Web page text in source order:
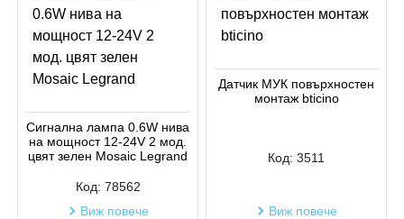
Сигнална лампа 0.6W нива
на мощност 12-24V 2 мод.
цвят зелен Mosaic Legrand
Код: 78562
Виж повече
Датчик МУК повърхностен
монтаж bticino
Код: 3511
Виж повече